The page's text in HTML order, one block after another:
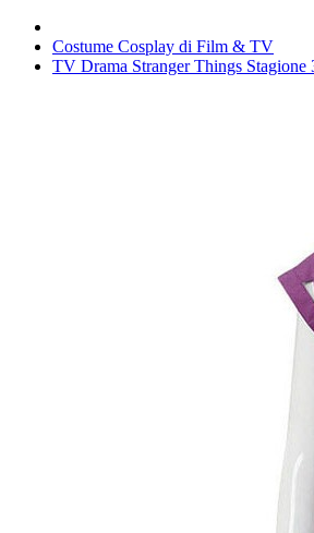
Costume Cosplay di Film & TV
TV Drama Stranger Things